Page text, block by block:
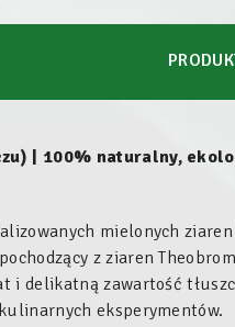
| 100% naturalny,
mielonych
z ziaren
i delikatną zawartość
eksperymentów.